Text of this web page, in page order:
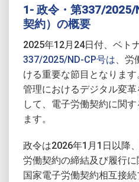
1- 政令・第337/2025/
契約）の概要
2025年12月24日付、ベト
337/2025/ND-CP号は 、
ける重要な節目となりま
管理におけるデジタル変
して、電子労働契約に関
ます。
政令は2026年1月1日以降
労働契約の締結及び履行に
国家電子労働契約相互接